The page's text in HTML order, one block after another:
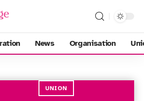
News Organisation
UNION